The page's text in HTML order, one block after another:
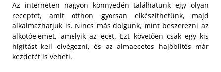
Az interneten nagyon könnyedén találhatunk egy olyan
receptet, amit otthon gyorsan elkészíthetünk, majd
alkalmazhatjuk is. Nincs más dolgunk, mint beszerezni az
alkotóelemet, amelyik az ecet. Ezt követően csak egy kis
hígítást kell elvégezni, és az almaecetes hajöblítés már
kezdetét is veheti.